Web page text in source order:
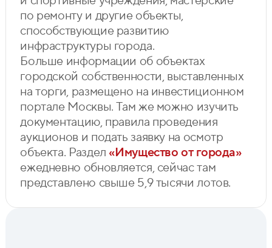
по ремонту и другие объекты,
способствующие развитию
инфраструктуры города.
Больше информации об объектах
городской собственности, выставленных
на торги, размещено на инвестиционном
портале Москвы. Там же можно изучить
документацию, правила проведения
аукционов и подать заявку на осмотр
объекта. Раздел «Имущество от города»
ежедневно обновляется, сейчас там
представлено свыше 5,9 тысячи лотов.